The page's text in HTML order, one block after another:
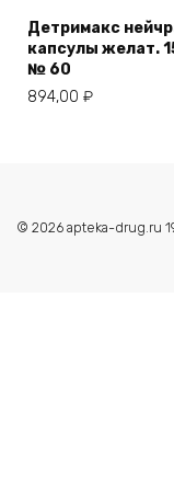
Детримакс
капсулы желат.
№ 60
894,00 ₽
© 2026 apteka-drug.ru